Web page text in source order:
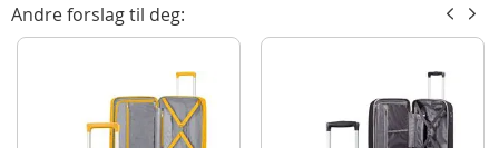
Det solide ABS/PC‑skallet tåler daglig bruk, og den innebygde 3‑sifrede
krysstrammer og delt mellomrom med glidelåslomme – ideelt for å holde alt
ryddig og på plass.
Inneholder:
Andre forslag til deg: